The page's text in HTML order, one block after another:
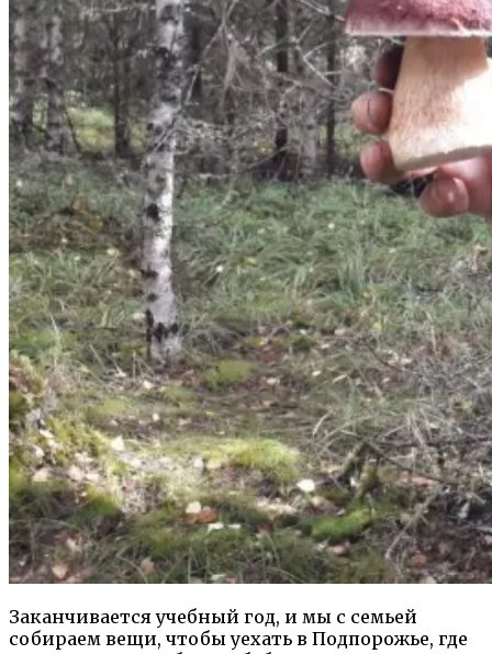
Заканчивается учебный год, и мы с семьей
собираем вещи, чтобы уехать в Подпорожье, где